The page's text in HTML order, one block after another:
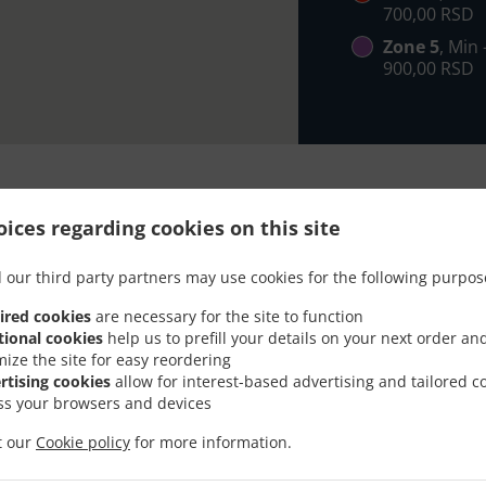
regarding cookies on this site
our third party partners may use cookies for the following
cookies are necessary for the site to function
cookies help us to prefill your details on your next order
the site for easy reordering
cookies allow for interest-based advertising and tailored
your browsers and devices
our Cookie policy for more information.
700,00 RSD
Zone 5, Min
900,00 RSD
Isporuka Hrane I Dostava
u Beograd i sa zadovoljstvom ćemo prihvatiti vašu online
jelovnik i poručite kada budete spremni. Potreban
porudžbinu i damo vam približno vreme pripreme.